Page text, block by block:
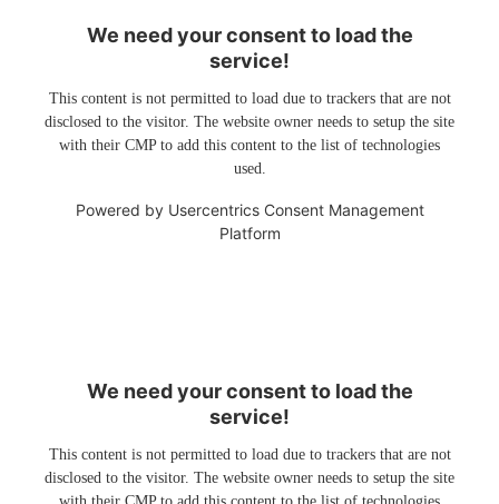
We need your consent to load the
service!
This content is not permitted to load due to trackers that are not
disclosed to the visitor. The website owner needs to setup the site
with their CMP to add this content to the list of technologies
used.
Powered by Usercentrics Consent Management
Platform
We need your consent to load the
service!
This content is not permitted to load due to trackers that are not
disclosed to the visitor. The website owner needs to setup the site